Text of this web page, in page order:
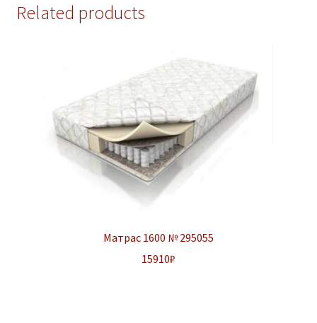
Related products
Матрас 1600 № 295055
15910₽